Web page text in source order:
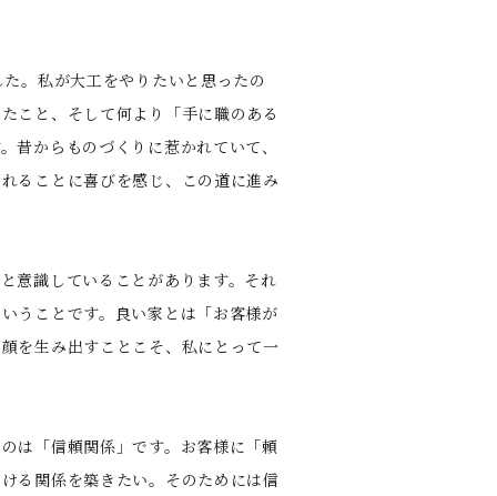
。私が大工をやりたいと思ったの
こと、そして何より「手に職のある
昔からものづくりに惹かれていて、
ることに喜びを感じ、この道に進み
意識していることがあります。それ
うことです。良い家とは「お客様が
を生み出すことこそ、私にとって一
は「信頼関係」です。お客様に「頼
る関係を築きたい。そのためには信